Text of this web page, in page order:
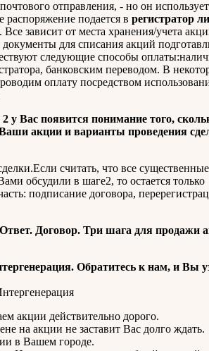
отправления, - но он
распоряжение подается в регистратор
. Все зависит от места хранения/учета
для списания акций
следующие способы
банковским переводом. В
оплату посредством
у Вас появится понимание того,
акции и варианты проведения
считать, что все
обсудили в шаге2, то остается только
подписание договора,
Договор. Три шага для продажи
Обратитесь к нам, и Вы
акции действительно дорого.
на акции не заставит Вас долго ждать.
в Вашем городе.